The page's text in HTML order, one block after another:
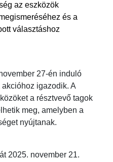
az eszközök
és a
választáshoz
27-én induló
igazodik. A
a résztvevő tagok
meg, amelyben a
nyújtanak.
2025. november 21.